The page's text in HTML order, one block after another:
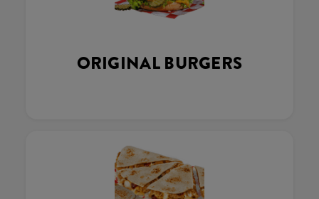
ORIGINAL BURGERS